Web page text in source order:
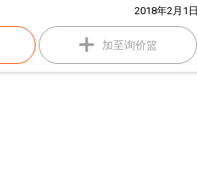
2018年2月1日
加至询价篮